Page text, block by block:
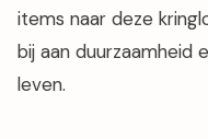
items naar deze
bij aan
leven.